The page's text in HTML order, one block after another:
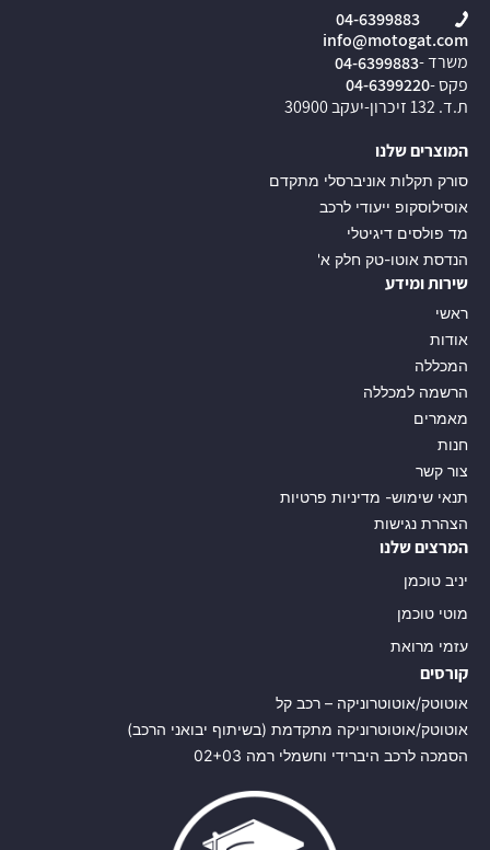
04-6399883
info@motogat.com
משרד -04-6399883
פקס -04-6399220
ת.ד. 132 זיכרון-יעקב 30900
המוצרים שלנו
סורק תקלות אוניברסלי מתקדם
אוסילוסקופ ייעודי לרכב
מד פולסים דיגיטלי
הנדסת אוטו-טק חלק א'
שירות ומידע
ראשי
אודות
המכללה
הרשמה למכללה
מאמרים
חנות
צור קשר
תנאי שימוש- מדיניות פרטיות
הצהרת נגישות
המרצים שלנו
יניב טוכמן
מוטי טוכמן
עזמי מרואת
קורסים
אוטוטק/אוטוטרוניקה – רכב קל
אוטוטק/אוטוטרוניקה מתקדמת (בשיתוף יבואני הרכב)
הסמכה לרכב היברידי וחשמלי רמה 02+03